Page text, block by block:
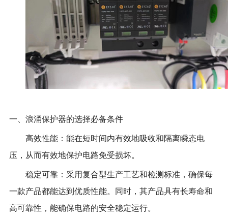
一、浪涌保护器的选择必备条件
高效性能：能在短时间内有效地吸收和隔离瞬态电
压，从而有效地保护电路免受损坏。
稳定可靠：采用复合型生产工艺和检测标准，确保每
一款产品都能达到优质性能。同时，其产品具有长寿命和
高可靠性，能确保电路的安全稳定运行。